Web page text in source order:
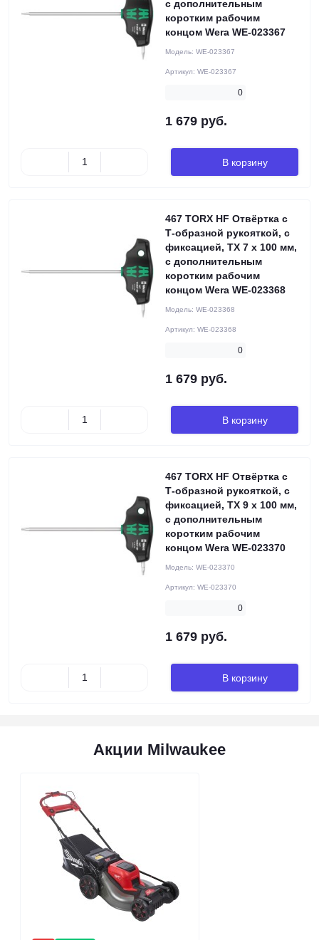
с дополнительным
коротким рабочим
концом Wera WE-023367
Модель: WE-023367
Артикул: WE-023367
0
1 679 руб.
В корзину
467 TORX HF Отвёртка с
Т-образной рукояткой, с
фиксацией, TX 7 x 100 мм,
с дополнительным
коротким рабочим
концом Wera WE-023368
Модель: WE-023368
Артикул: WE-023368
0
1 679 руб.
В корзину
467 TORX HF Отвёртка с
Т-образной рукояткой, с
фиксацией, TX 9 x 100 мм,
с дополнительным
коротким рабочим
концом Wera WE-023370
Модель: WE-023370
Артикул: WE-023370
0
1 679 руб.
В корзину
Акции Milwaukee